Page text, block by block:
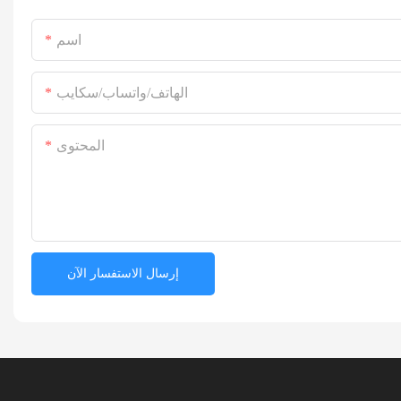
اسم
الهاتف/واتساب/سكايب
المحتوى
إرسال الاستفسار الآن